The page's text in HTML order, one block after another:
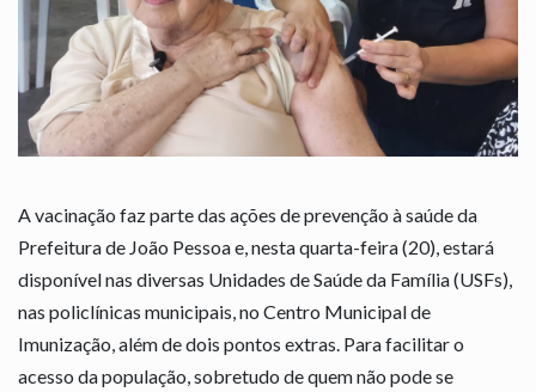
A vacinação faz parte das ações de prevenção à saúde da
Prefeitura de João Pessoa e, nesta quarta-feira (20), estará
disponível nas diversas Unidades de Saúde da Família (USFs),
nas policlínicas municipais, no Centro Municipal de
Imunização, além de dois pontos extras. Para facilitar o
acesso da população, sobretudo de quem não pode se